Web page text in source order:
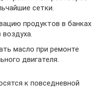
сетки.
продуктов в банках
воздуха.
масло при ремонте
двигателя.
к повседневной